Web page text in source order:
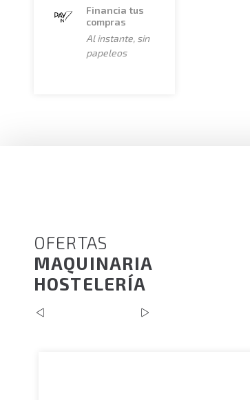
listas aun o se están apagando.
Para conseguir los mejores resultados
de llevarlo a la parrilla, de este modo la
Financia tus
compras
Al instante, sin
papeleos
OFERTAS
MAQUINARIA
HOSTELERÍA